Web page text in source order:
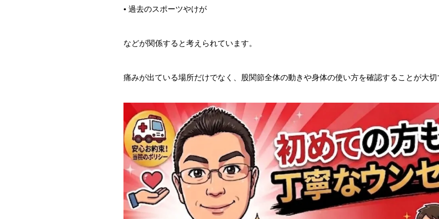
• 過去のスポーツやけが
などが関係すると考えられています。
痛みが出ている場所だけでなく、股関節全体の動きや身体の使い方を確認することが大切